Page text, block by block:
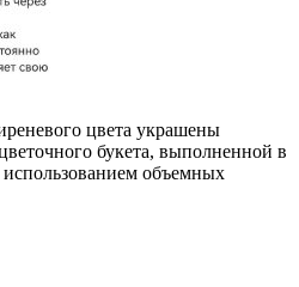
цвета украшены
букета, выполненной в
объемных